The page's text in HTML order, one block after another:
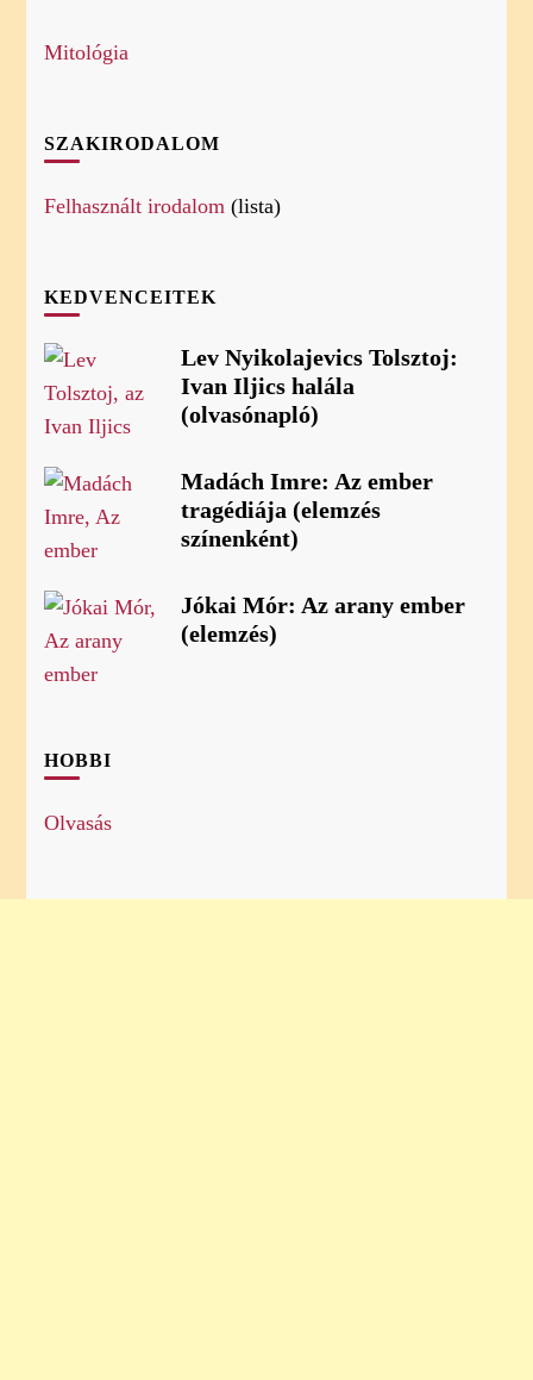
Mitológia
SZAKIRODALOM
Felhasznált irodalom (lista)
KEDVENCEITEK
Lev Nyikolajevics Tolsztoj:
Ivan Iljics halála
(olvasónapló)
Madách Imre: Az ember
tragédiája (elemzés
színenként)
Jókai Mór: Az arany ember
(elemzés)
HOBBI
Olvasás